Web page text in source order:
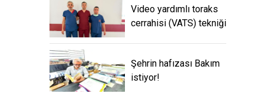
Video yardımlı toraks
cerrahisi (VATS) tekniği
Şehrin hafızası Bakım
istiyor!